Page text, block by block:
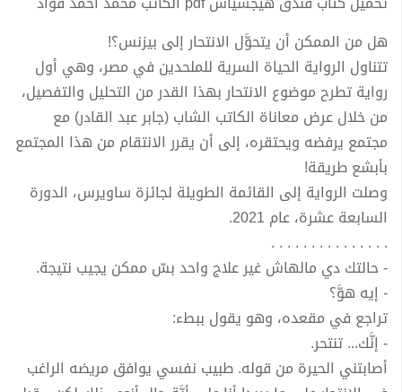
هل من الممكن أن يتحوَّل الانتحار إلى بيزنس؟!
تتناول الرواية الحياة السرية للملحدين في مصر، وهي أول
رواية تطرح موضوع الانتحار بهذا القدر من التحليل والتفصيل،
من خلال عرض معاناة الكاتب الشاب (جابر عبد القادر) مع
مجتمع يرفضه ويحتقره، إلى أن يقرر الانتقام من هذا المجتمع
بأبشع طريقة!
وصلت الرواية إلى القائمة الطويلة لجائزة ساويرس، الدورة
السابعة عشرة، عام 2021.
. . . . . . . . . . . . . . .
- حالتك دي مالهاش غير علاج واحد بسّ ممكن يجيب نتيجة.
- إيه هوَّ؟
تراجع في مقعده، وهو يقول ببطء:
- إنَّك... تنتحر.
أصابتني الحيرة من قوله. طبيب نفسي يوافق مريضه الراغب